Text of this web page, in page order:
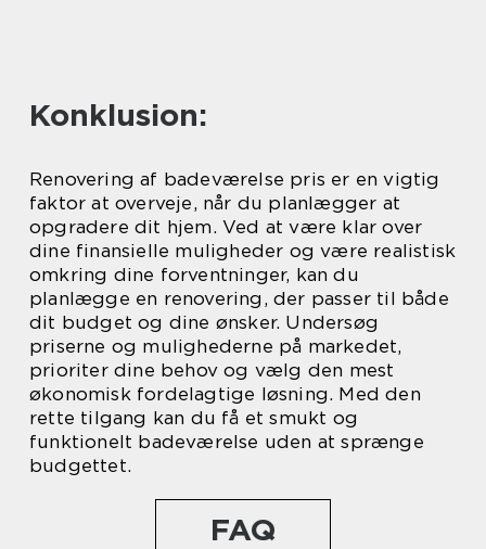
Konklusion:
Renovering af badeværelse pris er en vigtig
faktor at overveje, når du planlægger at
opgradere dit hjem. Ved at være klar over
dine finansielle muligheder og være realistisk
omkring dine forventninger, kan du
planlægge en renovering, der passer til både
dit budget og dine ønsker. Undersøg
priserne og mulighederne på markedet,
prioriter dine behov og vælg den mest
økonomisk fordelagtige løsning. Med den
rette tilgang kan du få et smukt og
funktionelt badeværelse uden at sprænge
budgettet.
FAQ